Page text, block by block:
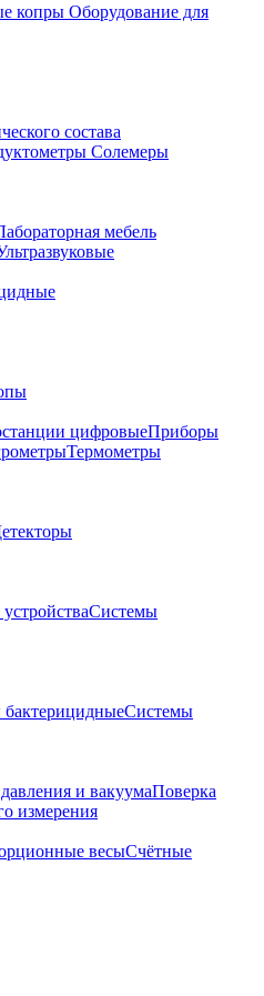
копры Оборудование для
состава
Солемеры
мебель
цифровыеПриборы
Термометры
Системы
бактерицидныеСистемы
и вакуумаПоверка
измерения
весыСчётные